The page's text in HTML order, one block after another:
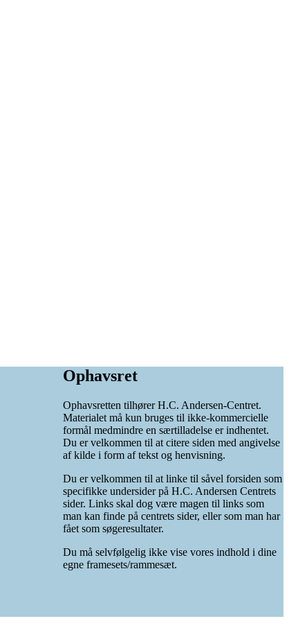
Ophavsret
Ophavsretten tilhører H.C. Andersen-Centret.
Materialet må kun bruges til ikke-kommercielle
formål medmindre en særtilladelse er indhentet.
Du er velkommen til at citere siden med angivelse
af kilde i form af tekst og henvisning.
Du er velkommen til at linke til såvel forsiden som
specifikke undersider på H.C. Andersen Centrets
sider. Links skal dog være magen til links som
man kan finde på centrets sider, eller som man har
fået som søgeresultater.
Du må selvfølgelig ikke vise vores indhold i dine
egne framesets/rammesæt.